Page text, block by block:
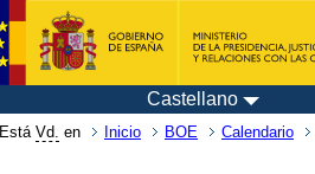
Castellano
Está Vd. en Inicio BOE Calendario